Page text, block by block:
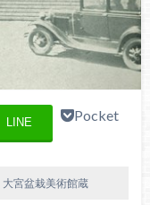
LINE Pocket
大宮盆栽美術館蔵